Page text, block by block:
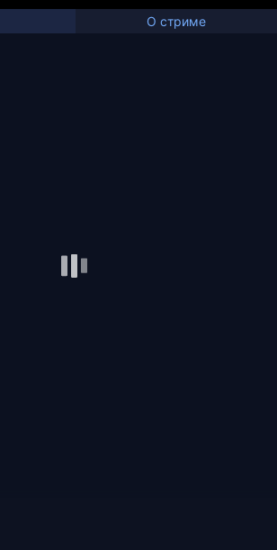
О стриме